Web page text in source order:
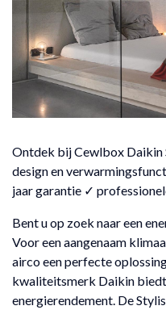
Ontdek bij Cewlbox Daikin
design en
jaar garantie ✓
Bent u op zoek naar een
Voor een aangenaam
airco een perfecte
kwaliteitsmerk Daikin
energierendement. De